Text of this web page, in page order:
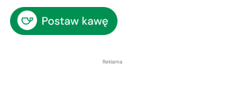
Reklama